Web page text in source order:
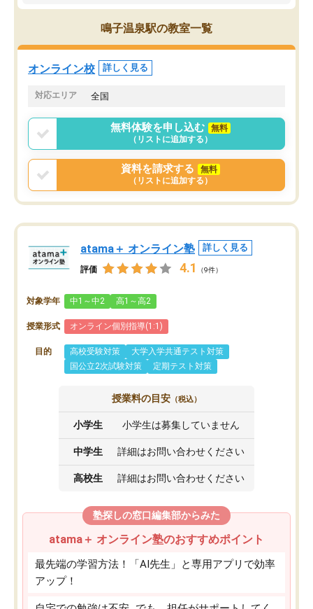
のも重宝しています。
鳴子温泉駅の教室一覧
オンライン校 詳しく見る
対応エリア 全国
無料体験を申し込む
無料
（リストに追加する）
資料を請求する
無料
（リストに追加する）
atama＋ オンライン塾 詳しく見る
評価 4.1 （9件）
対象学年 中1～中2 高1～高2
授業形式 オンライン個別指導(1:1)
目的 高校受験対策
大学入学共通テスト対策
国公立2次試験対策
定期テスト対策
授業料の目安 （税込）
小学生 小学生は募集していません
中学生 詳細はお問い合わせください
高校生 詳細はお問い合わせください
塾探しの窓口編集部からみた
atama＋ オンライン塾のおすすめポイント
最先端の学習方法！「AI先生」と専用アプリで効率
アップ！